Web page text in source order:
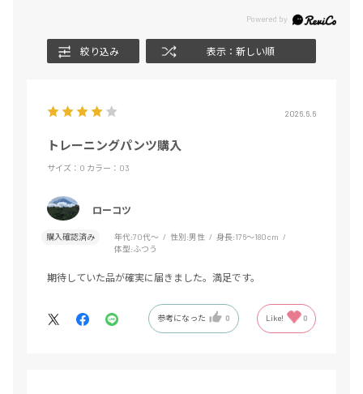
絞り込み 表示：新しい順
2026.6.6
トレーニングパンツ購入
サイズ：O カラー：03
ローコツ
購入確認済み 年代:70代～ 性別:男性 身長:176～180cm
体型:ふつう
期待していた品が確実に届きました。満足です。
参考になった 0 Like! 0